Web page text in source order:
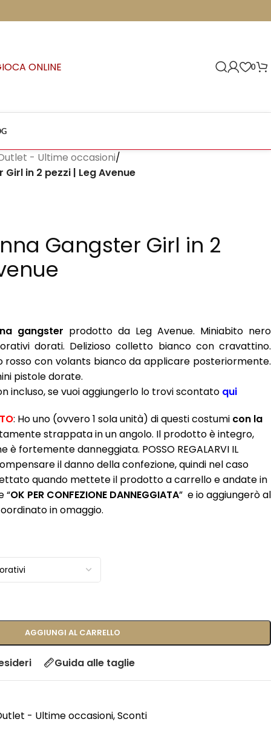
ONLINE 0
- Ultime occasioni/
in 2 pezzi | Leg Avenue
Gangster Girl in 2
gangster prodotto da Leg Avenue. Miniabito nero
dorati. Delizioso colletto bianco con cravattino.
rosso con volants bianco da applicare posteriormente.
pistole dorate.
incluso, se vuoi aggiungerlo lo trovi scontato qui
: Ho uno (ovvero 1 sola unità) di questi costumi con la
strappata in un angolo. Il prodotto è integro,
fortemente danneggiata. POSSO REGALARVI IL
il danno della confezione, quindi nel caso
quando mettete il prodotto a carrello e andate in
“OK PER CONFEZIONE DANNEGGIATA” e io aggiungerò al
in omaggio.
AGGIUNGI AL CARRELLO
Guida alle taglie
- Ultime occasioni,Sconti